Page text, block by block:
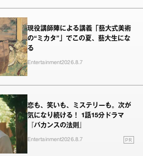
現役講師陣による講義「藝大式美術
の“ミカタ”」でこの夏、藝大生にな
る
Entertainment2026.8.7
恋も、笑いも、ミステリーも。次が
気になり続ける！ 1話15分ドラマ
『バカンスの法則』
Entertainment2026.8.7 PR